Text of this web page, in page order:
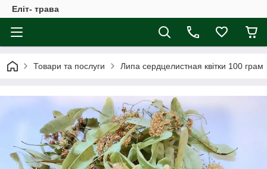
Еліт- трава
Товари та послуги Липа сердцелистная квітки 100 грам